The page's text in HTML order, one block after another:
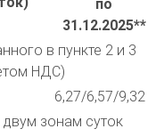
по
31.12.2025**
в пункте 2 и 3
НДС)
6,27/6,57/9,32
зонам суток